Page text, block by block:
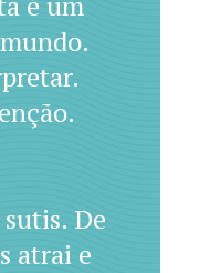
De
atrai e